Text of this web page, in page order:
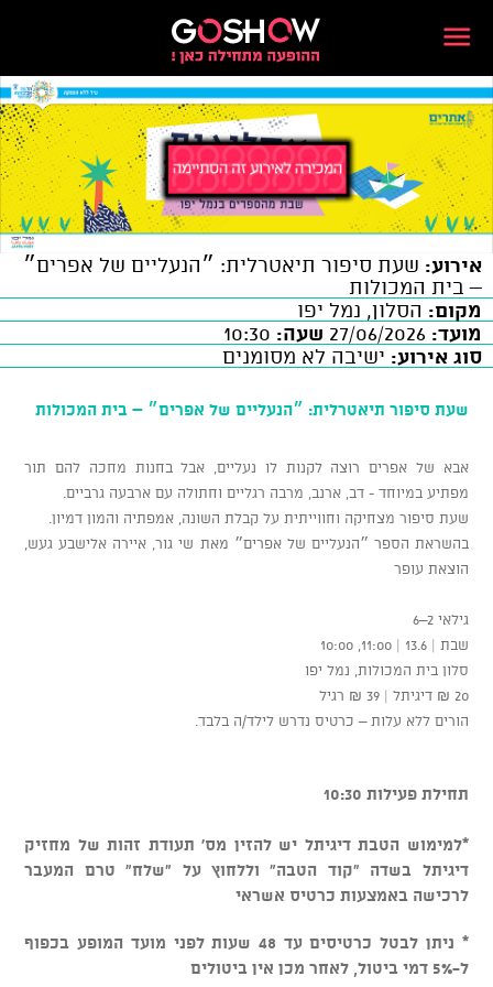
אירוע: שעת סיפור תיאטרלית: ״הנעליים של אפרים״
– בית המכולות
מקום: הסלון, נמל יפו
מועד:
שעה:
סוג אירוע: ישיבה לא מסומנים
שעת סיפור תיאטרלית: ״הנעליים של אפרים״ – בית המכולות
אבא של אפרים רוצה לקנות לו נעליים, אבל בחנות מחכה להם תור
מפתיע במיוחד - דב, ארנב, מרבה רגליים וחתולה עם ארבעה גרביים.
שעת סיפור מצחיקה וחווייתית על קבלת השונה, אמפתיה והמון דמיון.
בהשראת הספר ״הנעליים של אפרים״ מאת שי גור, איירה אלישבע געש,
הוצאת עופר
גילאי 2–6
שבת | 13.6 | 11:00, 10:00
סלון בית המכולות, נמל יפו
20 ₪ דיגיתל | 39 ₪ רגיל
הורים ללא עלות – כרטיס נדרש לילד/ה בלבד.
תחילת פעילות 10:30
*למימוש הטבת דיגיתל יש להזין מס' תעודת זהות של מחזיק
דיגיתל בשדה "קוד הטבה" וללחוץ על "שלח" טרם המעבר
לרכישה באמצעות כרטיס אשראי
* ניתן לבטל כרטיסים עד 48 שעות לפני מועד המופע בכפוף
ל-5% דמי ביטול, לאחר מכן אין ביטולים